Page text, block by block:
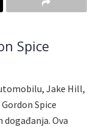
Spice
Jake Hill,
Spice
Ova